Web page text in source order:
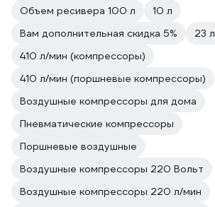
Объем ресивера 100 л
10 л
Вам дополнительная скидка 5%
23 л
410 л/мин (компрессоры)
410 л/мин (поршневые компрессоры)
Воздушные компрессоры для дома
Пневматические компрессоры
Поршневые воздушные
Воздушные компрессоры 220 Вольт
Воздушные компрессоры 220 л/мин